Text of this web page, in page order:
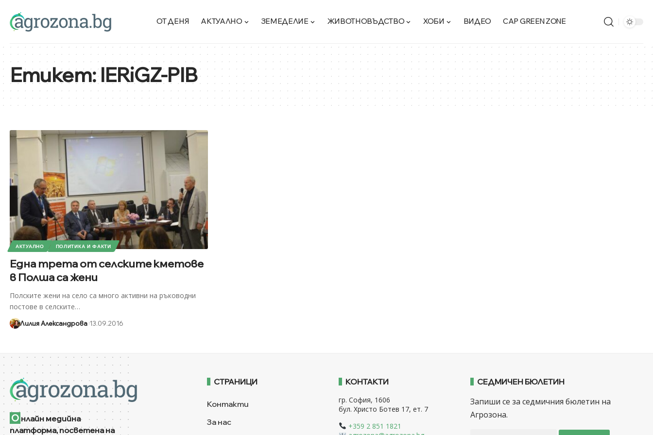
ОТ ДЕНЯ АКТУАЛНО ЗЕМЕДЕЛИЕ ЖИВОТНОВЪДСТВО ХОБИ ВИДЕО CAP GREEN ZONE
Етикет:IERiGZ-PIB
АКТУАЛНО ПОЛИТИКА И ФАКТИ
Една трета от селските кметове
в Полша са жени
Полските жени на село са много активни на ръководни
постове в селските…
Лилия Александрова 13.09.2016
О нлайн медийна
платформа, посветена на
СТРАНИЦИ
Контакти
За нас
КОНТАКТИ
гр. София, 1606
бул. Христо Ботев 17, ет. 7
+359 2 851 1821
СЕДМИЧЕН БЮЛЕТИН
Запиши се за седмичния бюлетин на
Агрозона.